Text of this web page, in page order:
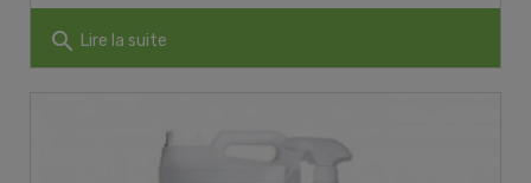
search Lire la suite